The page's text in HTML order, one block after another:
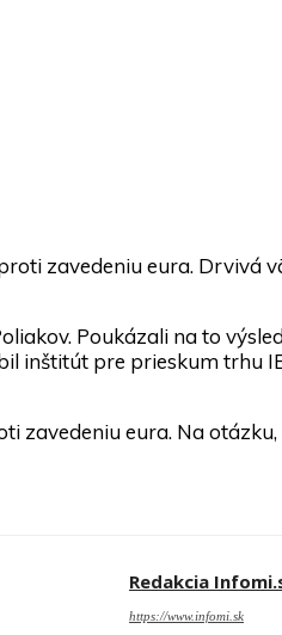
zavedeniu eura. Drvivá
Poukázali na to
inštitút pre prieskum trhu
zavedeniu eura. Na
Redakcia
https://www.infomi.sk